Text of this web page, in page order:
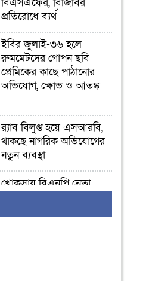
বিএসএফের, বিজিবির
প্রতিরোধে ব্যর্থ
ইবির জুলাই-৩৬ হলে
রুমমেটদের গোপন ছবি
প্রেমিকের কাছে পাঠানোর
অভিযোগ, ক্ষোভ ও আতঙ্ক
র‍্যাব বিলুপ্ত হয়ে এসআরবি,
থাকছে নাগরিক অভিযোগের
নতুন ব্যবস্থা
খোকসায় বিএনপি নেতা